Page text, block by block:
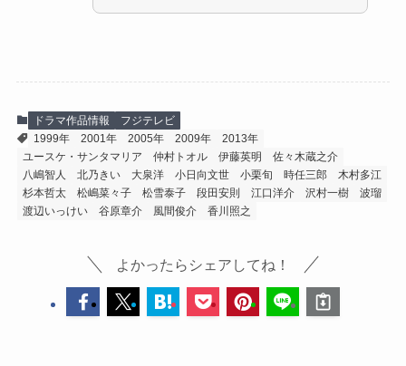
ドラマ作品情報
フジテレビ
1999年
2001年 2005年 2009年
2013年
ユースケ・サンタマリア
仲村トオル 伊藤英明
佐々木蔵之介
八嶋智人
北乃きい 大泉洋 小日向文世 小栗旬 時任三郎
木村多江
杉本哲太
松嶋菜々子 松雪泰子 段田安則 江口洋介 沢村一樹
波瑠
渡辺いっけい
谷原章介 風間俊介 香川照之
よかったらシェアしてね！